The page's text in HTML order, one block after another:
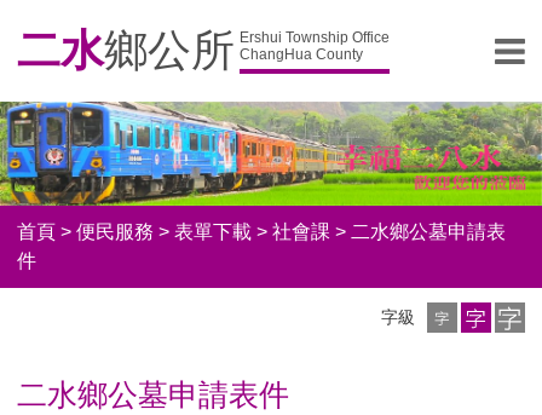
二水鄉公所 Ershui Township Office
ChangHua County
首頁 >便民服務 >表單下載 >社會課 > 二水鄉公墓申請表
件
字級
小
字
中
字
大
字
二水鄉公墓申請表件